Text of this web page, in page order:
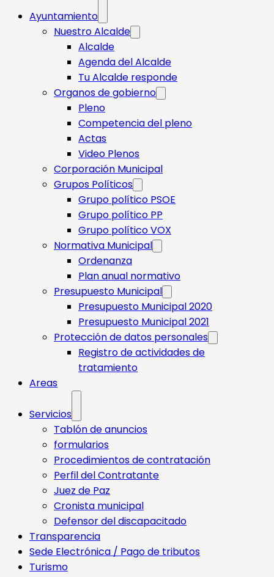
Ayuntamiento
Nuestro Alcalde
Alcalde
Agenda del Alcalde
Tu Alcalde responde​
Organos de gobierno
Pleno
Competencia del pleno
Actas
Video Plenos
Corporación Municipal
Grupos Políticos
Grupo político PSOE
Grupo político PP
Grupo político VOX
Normativa Municipal
Ordenanza
Plan anual normativo
Presupuesto Municipal
Presupuesto Municipal 2020
Presupuesto Municipal 2021
Protección de datos personales
Registro de actividades de
tratamiento
Areas
Servicios
Tablón de anuncios
formularios
Procedimientos de contratación
Perfil del Contratante
Juez de Paz
Cronista municipal
Defensor del discapacitado
Transparencia
Sede Electrónica / Pago de tributos
Turismo